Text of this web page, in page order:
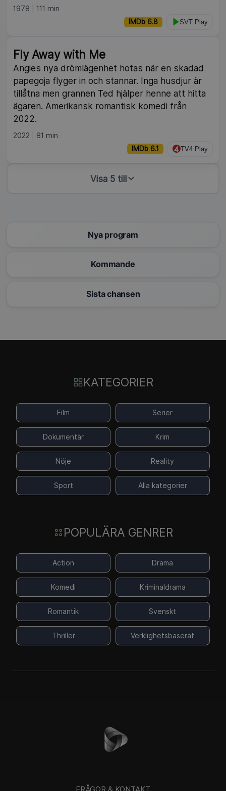
1978 111 min
IMDb 6.8 SVT Play
Fly Away with Me
Angies nya drömlägenhet hotas när en skadad
papegoja flyger in och stannar. Inga husdjur är
tillåtna men grannen Ted hjälper henne att hitta
ägaren. Amerikansk romantisk komedi från
2022.
2022 81 min
IMDb 6.1 TV4 Play
Visa 5 till
Nya program
Kommande
Sista chansen
KATEGORIER
Film Serier
Dokumentär Krim
Nöje Reality
Sport Alla kategorier
POPULÄRA GENRER
Action Drama
Komedi Kriminaldrama
Romantik Svenskt
Thriller Verklighetsbaserat